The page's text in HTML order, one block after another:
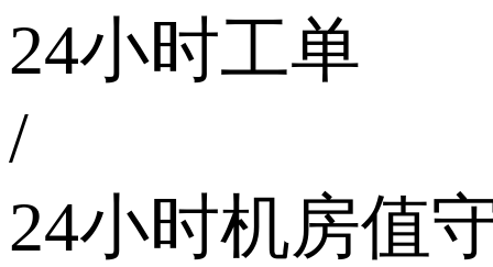
24小时工单
/
24小时机房值